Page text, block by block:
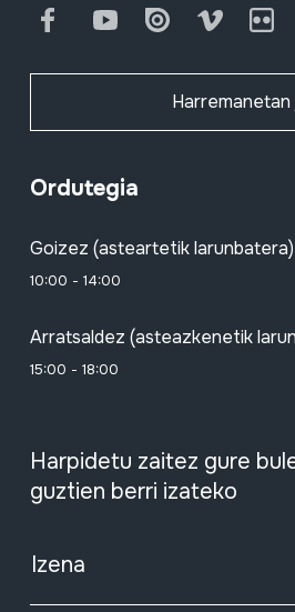
FacebookYoutube Issuu Vimeo
Harremanetan
Ordutegia
Goizez (asteartetik larunbatera)
10:00 - 14:00
Arratsaldez (asteazkenetik
15:00 - 18:00
Harpidetu zaitez gure
guztien berri izateko
Izena